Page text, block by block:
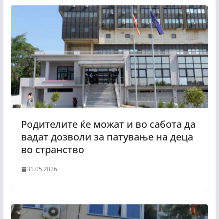
Родителите ќе можат и во сабота да
вадат дозволи за патување на деца
во странство
31.05.2026